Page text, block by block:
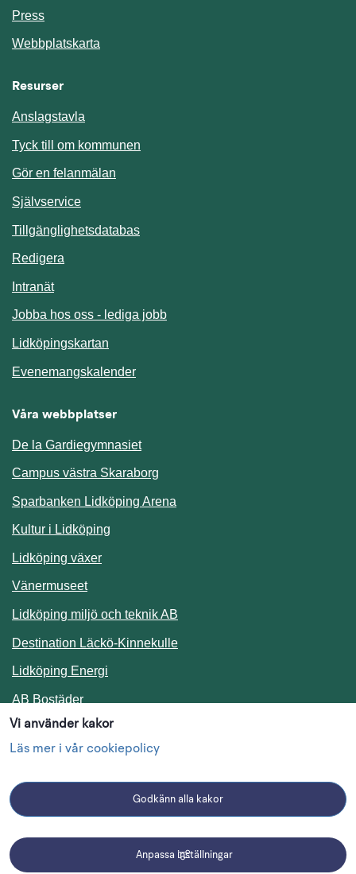
Vi använder kakor
Läs mer i vår cookiepolicy
Godkänn alla kakor
Anpassa inställningar
Press
Webbplatskarta
Resurser
Anslagstavla
Tyck till om kommunen
Gör en felanmälan
SjälvserviceLänk till annan webbplats.
TillgänglighetsdatabasLänk till annan webbplats.
Redigera
IntranätLänk till annan webbplats.
Jobba hos oss - lediga jobb
Lidköpingskartan
EvenemangskalenderLänk till annan webbplats.
Våra webbplatser
De la Gardiegymnasiet
Campus västra Skaraborg
Sparbanken Lidköping Arena
Kultur i Lidköping
Lidköping växer
Vänermuseet
Lidköping miljö och teknik AB
Destination Läckö-KinnekulleLänk till annan webbplats.
Lidköping Energi
AB BostäderLänk till annan webbplats.
Följ oss i sociala medier
Linkedin